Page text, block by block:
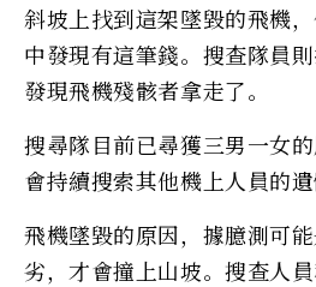
斜坡上找到這架墜毀的飛機
中發現有這筆錢。搜查隊員
發現飛機殘骸者拿走了。
搜尋隊目前已尋獲三男一女
會持續搜索其他機上人員的遺
飛機墜毀的原因，據臆測可
劣，才會撞上山坡。搜查人